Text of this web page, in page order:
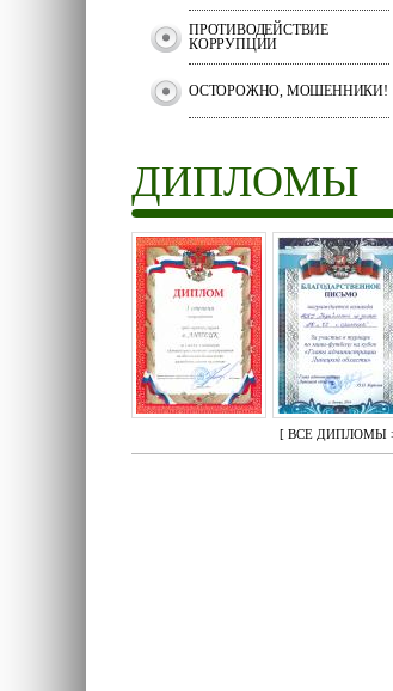
ПРОТИВОДЕЙСТВИЕ
КОРРУПЦИИ
ОСТОРОЖНО, МОШЕННИКИ!
ДИПЛОМЫ
[ ВСЕ ДИПЛОМЫ